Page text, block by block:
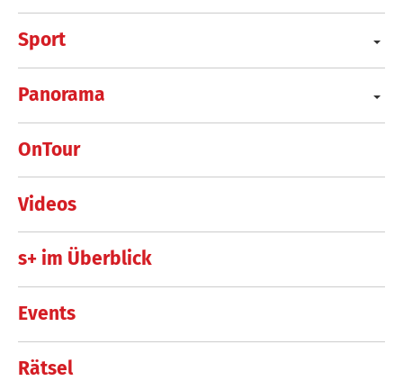
Sport
Panorama
OnTour
Videos
s+ im Überblick
Events
Rätsel